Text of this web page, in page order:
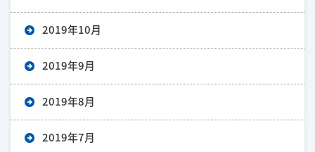
2019年10月
2019年9月
2019年8月
2019年7月